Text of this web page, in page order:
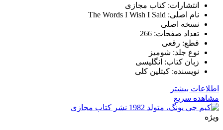
انتشارات: کتاب مجازی
نام اصلی: The Words I Wish I Said
نسخه اصلی
تعداد صفحات: 266
قطع: رقعی
نوع جلد: شومیز
زبان کتاب: انگلیسی
نویسنده: کیتلین کلی
اطلاعات بیشتر
مشاهده سریع
ویژه